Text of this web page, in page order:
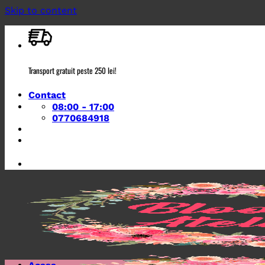
Skip to content
Transport gratuit peste 250 lei!
Contact
08:00 - 17:00
0770684918